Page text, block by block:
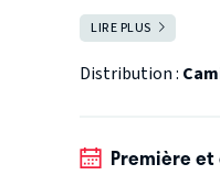
de sa peur de
« Je ne suis pas
Avec Heureuse,
LIRE PLUS
Distribution :
Première